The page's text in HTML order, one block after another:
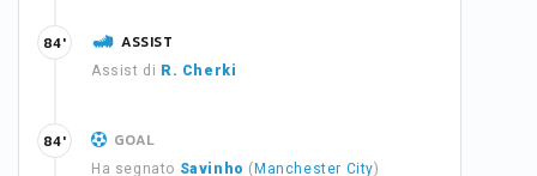
ASSIST
Assist di R. Cherki
84'
GOAL
Ha segnato Savinho ( Manchester City)
84'